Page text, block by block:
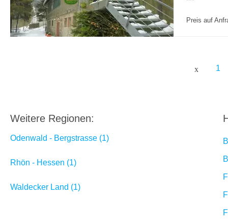
Preis auf
1
Weitere Regionen:
Odenwald - Bergstrasse (1)
Rhön - Hessen (1)
Waldecker Land (1)